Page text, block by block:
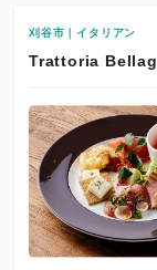
刈谷市｜イタリアン
Trattoria